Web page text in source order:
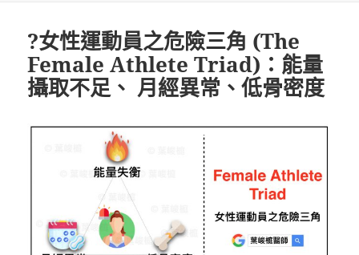
?女性運動員之危險三角 (The
Female Athlete Triad)：能量
攝取不足、 月經異常、低骨密度